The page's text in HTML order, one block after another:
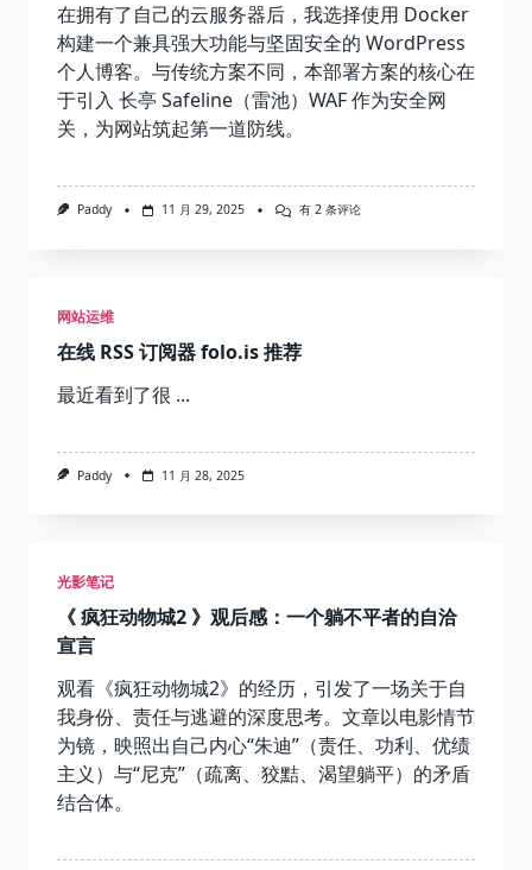
在拥有了自己的云服务器后，我选择使用 Docker
构建一个兼具强大功能与坚固安全的 WordPress
个人博客。与传统方案不同，本部署方案的核心在
于引入 长亭 Safeline（雷池）WAF 作为安全网
关，为网站筑起第一道防线。
Paddy 11 月 29, 2025
Docker
案
有 2 条评论
网站运维
在线 RSS 订阅器 folo.is 推荐
最近看到了很 ...
Paddy 11 月 28, 2025
光影笔记
《 疯狂动物城2 》观后感：一个躺不平者的自洽
宣言
观看《疯狂动物城2》的经历，引发了一场关于自
我身份、责任与逃避的深度思考。文章以电影情节
为镜，映照出自己内心“朱迪”（责任、功利、优绩
主义）与“尼克”（疏离、狡黠、渴望躺平）的矛盾
结合体。